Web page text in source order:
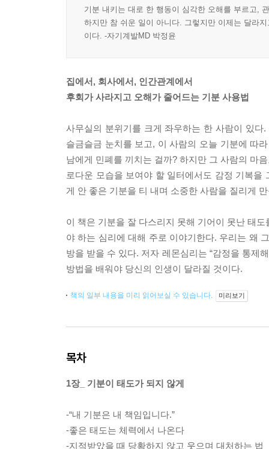
기분 내키는 대로 한 행동이 심각한 오해를 부르고,
하지만 참 쉬운 일이 아니다. 그렇지만 이제는 달라
이다. -자기계발MD 박정윤
집에서, 회사에서, 인간관계에서
후회가 사라지고 오해가 줄어드는 기분 사용법
사무실의 분위기를 크게 좌우하는 한 사람이 있다
슬금슬금 눈치를 보고, 이 사람의 오늘 기분에 따
남에게 민폐를 끼치는 걸까? 하지만 그 사람의 마
로다운 모습을 보여야 할 일터에서도 감정 기복
게 안 좋은 기분을 티 내며 소중한 사람을 질리게
이 책은 기분을 잘 다스리지 못해 기어이 못난 태
야 하는 심리에 대해 주로 이야기한다. 우리는 왜
방을 받을 수 있다. 저자 레몬심리는 “감정을 통제
방법을 배워야 당신의 인생이 달라질 것이다.
책의 일부 내용을 미리 읽어보실 수 있습니다. 미리보기
목차
1장_ 기분이 태도가 되지 않게
-“내 기분은 내 책임입니다.”
-좋은 태도는 체력에서 나온다
-지적받았을 때 당황하지 않고 웃으며 대처하는 법